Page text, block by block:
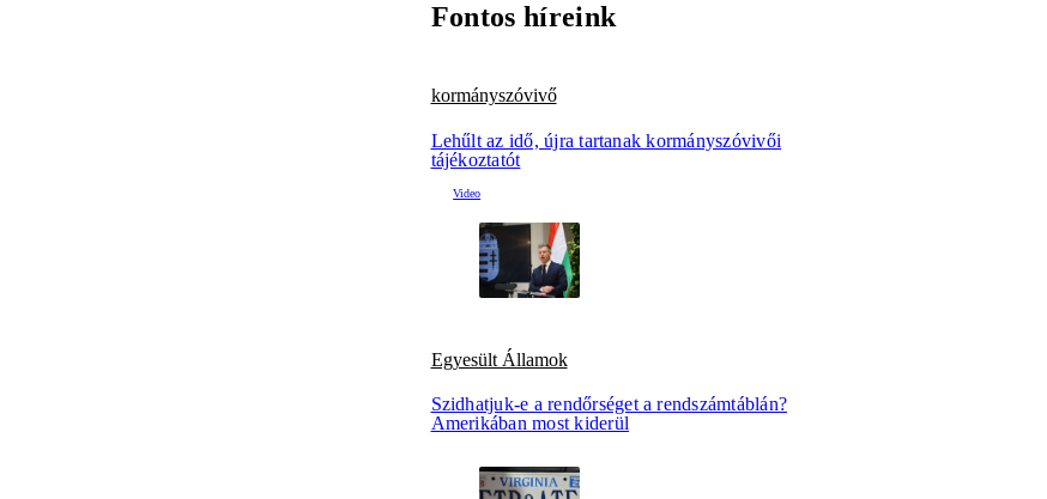
Fontos híreink
kormányszóvivő
Lehűlt az idő, újra tartanak kormányszóvivői
tájékoztatót
Egyesült Államok
Szidhatjuk-e a rendőrséget a rendszámtáblán?
Amerikában most kiderül